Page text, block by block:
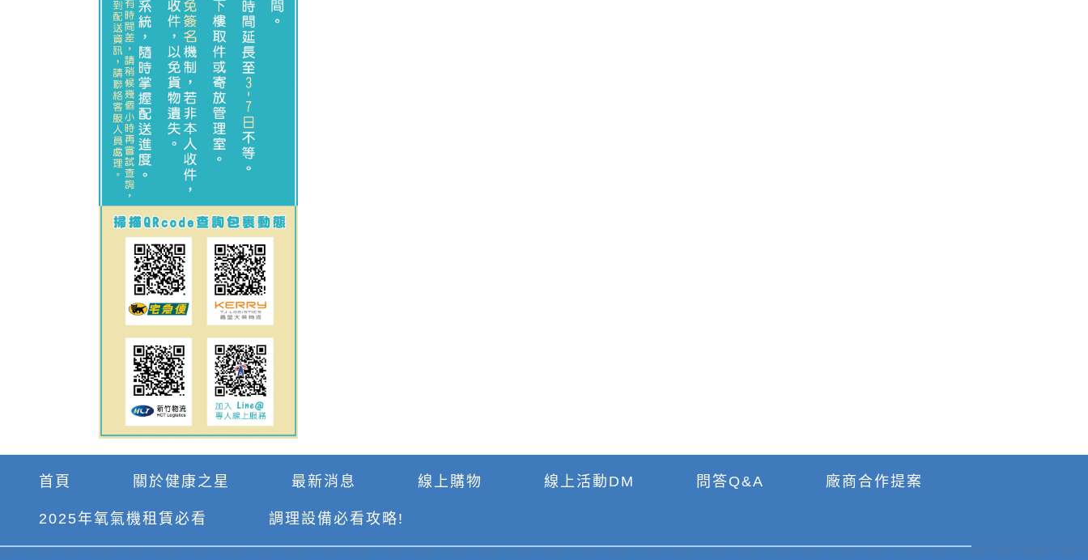
首頁 關於健康之星 最新消息 線上購物 線上活動DM 問答Q&A 廠商合作提案
2025年氧氣機租賃必看 調理設備必看攻略!